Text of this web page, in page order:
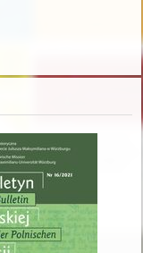
dziedzictwie miasta